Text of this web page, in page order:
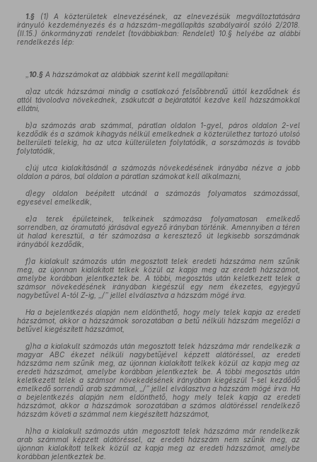
1.§ (1)A közterületek elnevezésének, az elnevezésük megváltoztatására
irányuló kezdeményezés és a házszám-megállapítás szabályairól szóló 2/2018.
(II.15.) önkormányzati rendelet (továbbiakban: Rendelet) 10.§ helyébe az alábbi
rendelkezés lép:
10.§ A házszámokat az alábbiak szerint kell megállapítani:
a)az utcák házszámai mindig a csatlakozó felsőbbrendű úttól kezdődnek és
attól távolodva növekednek, zsákutcát a bejáratától kezdve kell házszámokkal
ellátni,
b)a számozás arab számmal, páratlan oldalon 1-gyel, páros oldalon 2-vel
kezdődik és a számok kihagyás nélkül emelkednek a közterülethez tartozó utolsó
belterületi telekig, ha az utca külterületen folytatódik, a sorszámozás is tovább
folytatódik,
c)új utca kialakításánál a számozás növekedésének irányába nézve a jobb
oldalon a páros, bal oldalon a páratlan számokat kell alkalmazni,
d)egy oldalon beépített utcánál a számozás folyamatos számozással,
egyesével emelkedik,
e)a terek épületeinek, telkeinek számozása folyamatosan emelkedő
sorrendben, az óramutató járásával egyező irányban történik. Amennyiben a téren
út halad keresztül, a tér számozása a keresztező út legkisebb sorszámának
irányából kezdődik,
f)a kialakult számozás után megosztott telek eredeti házszáma nem szűnik
meg, az újonnan kialakított telkek közül az kapja meg az eredeti házszámot,
amelybe korábban jelentkeztek be. A többi, megosztás után keletkezett telek a
számsor növekedésének irányában kiegészül egy nem ékezetes, egyjegyű
nagybetűvel A-tól Z-ig, „/” jellel elválasztva a házszám mögé írva.
Ha a bejelentkezés alapján nem eldönthető, hogy mely telek kapja az eredeti
házszámot, akkor a házszámok sorozatában a betű nélküli házszám megelőzi a
betűvel kiegészített házszámot,
g)ha a kialakult számozás után megosztott telek házszáma már rendelkezik a
magyar ABC ékezet nélküli nagybetűjével képzett alátöréssel, az eredeti
házszáma nem szűnik meg, az újonnan kialakított telkek közül az kapja meg az
eredeti házszámot, amelybe korábban jelentkeztek be. A többi megosztás után
keletkezett telek a számsor növekedésének irányában kiegészül 1-sel kezdődő
emelkedő sorrendű arab számmal, „/” jellel elválasztva a házszám mögé írva. Ha
a bejelentkezés alapján nem eldönthető, hogy mely telek kapja az eredeti
házszámot, akkor a házszámok sorozatában a számos alátöréssel rendelkező
házszám követi a számmal nem kiegészített házszámot,
h)ha a kialakult számozás után megosztott telek házszáma már rendelkezik
arab számmal képzett alátöréssel, az eredeti házszám nem szűnik meg, az
újonnan kialakított telkek közül az kapja meg az eredeti házszámot, amelybe
korábban jelentkeztek be.